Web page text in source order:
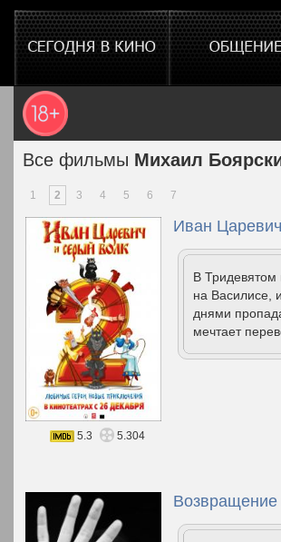
Все фильмы Михаил
1 2 3 4 5 6 7
Иван
В Тридевятом
на Василисе,
днями
мечтает
5.3 5.304